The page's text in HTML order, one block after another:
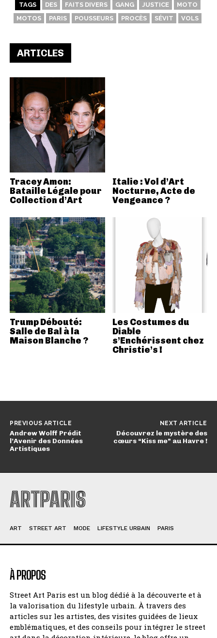
TAGS DES FAITS DIVERS GANG JUSTICE
MOTO
MOTOS
PARIS POUSSEURS PROCÈS SÉVIT VOLS
ARTICLES
Tracey Amon:
Bataille Légale pour
Collection d’Art
Italie : Vol d’Art
Nocturne, Acte de
Vengeance ?
Trump Débouté:
Salle de Bal à la
Maison Blanche ?
Les Costumes du
Diable
s’Enchérissent chez
Christie’s !
PREVIOUS ARTICLE
Andrew Wolff Prédit
l’Avenir des Données
Artistiques
NEXT ARTICLE
Découvrez le mystère des
cœurs “Kiss me” au Havre !
ARTPARIS
ART STREET ART MODE LIFESTYLE URBAIN PARIS
À PROPOS
Street Art Paris est un blog dédié à la découverte et à
la valorisation du lifestyle urbain. À travers des
articles sur les artistes, des visites guidées de lieux
emblématiques, et des conseils pour intégrer le street